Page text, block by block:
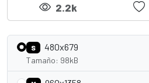
2.2k
S 480x679
Tamaño: 98kB